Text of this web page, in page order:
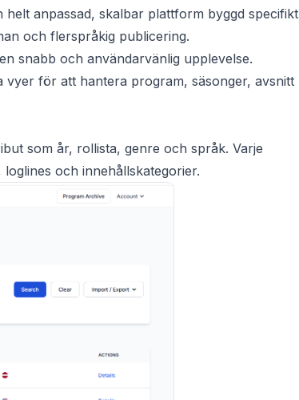
anpassad, skalbar plattform byggd specifikt
och flerspråkig publicering.
snabb och användarvänlig upplevelse.
vyer för att hantera program, säsonger, avsnitt
som år, rollista, genre och språk. Varje
och innehållskategorier.